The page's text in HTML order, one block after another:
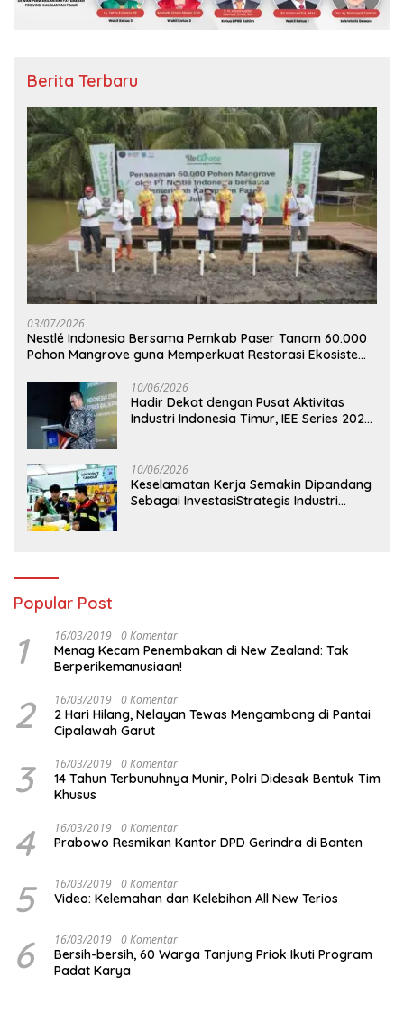
Berita Terbaru
03/07/2026
Nestlé Indonesia Bersama Pemkab Paser Tanam 60.000
Pohon Mangrove guna Memperkuat Restorasi Ekosistem
10/06/2026
Hadir Dekat dengan Pusat Aktivitas
Industri Indonesia Timur, IEE Series 2026
10/06/2026
Keselamatan Kerja Semakin Dipandang
Sebagai InvestasiStrategis Industri
Popular Post
1 16/03/2019 0 Komentar
Menag Kecam Penembakan di New Zealand: Tak
Berperikemanusiaan!
2 16/03/2019 0 Komentar
2 Hari Hilang, Nelayan Tewas Mengambang di Pantai
Cipalawah Garut
3 16/03/2019 0 Komentar
14 Tahun Terbunuhnya Munir, Polri Didesak Bentuk Tim
Khusus
4 16/03/2019 0 Komentar
Prabowo Resmikan Kantor DPD Gerindra di Banten
5 16/03/2019 0 Komentar
Video: Kelemahan dan Kelebihan All New Terios
6 16/03/2019 0 Komentar
Bersih-bersih, 60 Warga Tanjung Priok Ikuti Program
Padat Karya